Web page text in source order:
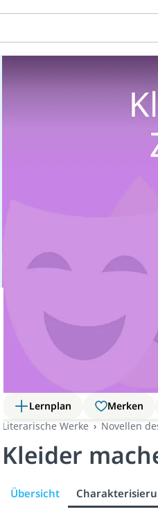
Lernplan Merken
Literarische Werke
Novellen
Kleider
Übersicht